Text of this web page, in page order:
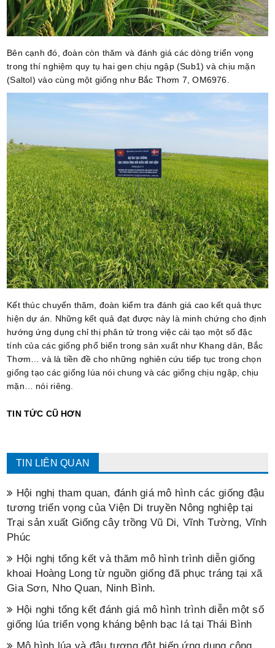
Bên cạnh đó, đoàn còn thăm và đánh giá các dòng triển vọng
trong thí nghiệm quy tụ hai gen chịu ngập (Sub1) và chịu mặn
(Saltol) vào cùng một giống như Bắc Thơm 7, OM6976.
Kết thúc chuyến thăm, đoàn kiểm tra đánh giá cao kết quả thực
hiện dự án. Những kết quả đạt được này là minh chứng cho định
hướng ứng dụng chỉ thị phân tử trong việc cải tạo một số đặc
tính của các giống phổ biến trong sản xuất như Khang dân, Bắc
Thơm… và là tiền đề cho những nghiên cứu tiếp tục trong chọn
giống tạo các giống lúa nói chung và các giống chịu ngập, chịu
mặn… nói riêng.
TIN TỨC CŨ HƠN
TIN LIÊN QUAN
Hội nghị tham quan, đánh giá mô hình các giống đậu
tương triển vọng của Viện Di truyền Nông nghiệp tại
Trại sản xuất Giống cây trồng Vũ Di, Vĩnh Tường, Vĩnh
Phúc
Hội nghị tổng kết và thăm mô hình trình diễn giống
khoai Hoàng Long từ nguồn giống đã phục tráng tại xã
Gia Sơn, Nho Quan, Ninh Bình.
Hội nghi tổng kết đánh giá mô hình trình diễn một số
giống lúa triển vọng kháng bệnh bạc lá tại Thái Bình